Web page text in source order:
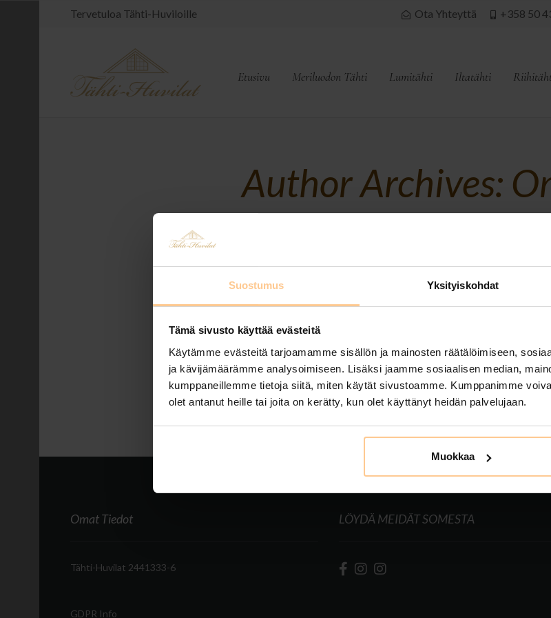
Suostumus Yksityiskohdat
Tämä sivusto käyttää evästeitä
Käytämme evästeitä tarjoamamme sisällön ja mainosten räätälöimiseen,
ja kävijämäärämme analysoimiseen. Lisäksi jaamme sosiaalisen median,
kumppaneillemme tietoja siitä, miten käytät sivustoamme. Kumppanimme
olet antanut heille tai joita on kerätty, kun olet käyttänyt heidän palvelujaan.
Muokkaa
Tervetuloa Tähti-Huviloille Ota Yhteyttä +358 50
Etusivu Meriluodon Tähti Lumitähti Iltatähti
Author Archives:
Omat Tiedot
Tähti-Huvilat 2441333-6
GDPR Info
LÖYDÄ MEIDÄT SOMESTA